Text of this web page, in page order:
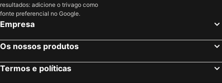
Guardea, bed and breakfasts
Marsciano, bed and breakfasts
Gualdo Tadino, bed and breakfasts
Fossato di Vico, bed and breakfasts
Valtopina, bed and breakfasts
resultados: adicione o trivago como
fonte preferencial no Google.
Empresa
Os nossos produtos
Termos e políticas